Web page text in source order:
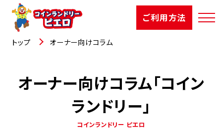
ご利用方法
店舗検索
選ばれる理由
トップ オーナー向けコラム
オーナー向けコラム「コイン
ランドリー」
コインランドリー ピエロ